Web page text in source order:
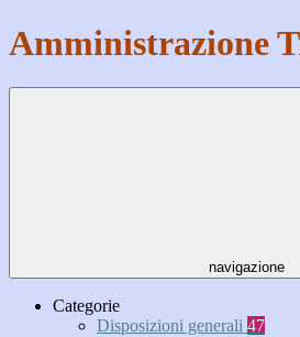
Amministrazione
navigazione
Categorie
Disposizioni generali 47